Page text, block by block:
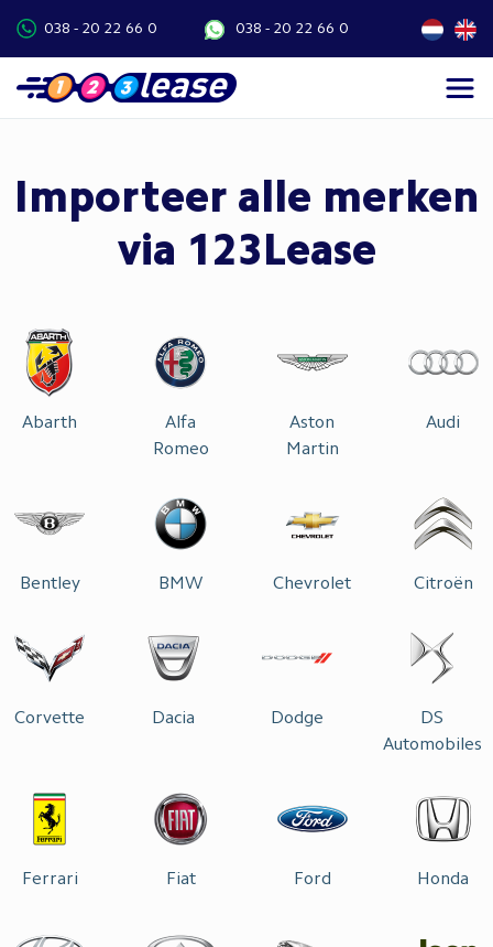
038 - 20 22 66 0 038 - 20 22 66 0
Importeer alle merken
via 123Lease
Abarth
Alfa
Romeo
Aston
Martin
Audi
Bentley BMW Chevrolet Citroën
Corvette Dacia Dodge
DS
Automobiles
Ferrari Fiat Ford Honda